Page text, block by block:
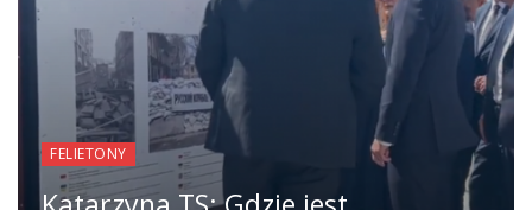
FELIETONY